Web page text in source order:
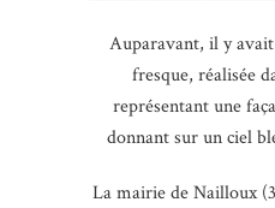
Auparavant, il y
fresque, réalisée
représentant une
donnant sur un ciel
La mairie de Nailloux